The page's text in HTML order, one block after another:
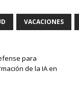
VACACIONES
para
de la IA en